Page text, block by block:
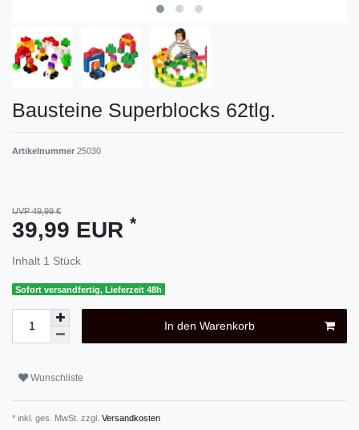
Bausteine Superblocks 62tlg.
Artikelnummer 25030
UVP 49,99 €
39,99 EUR *
Inhalt 1 Stück
Sofort versandfertig, Lieferzeit 48h
In den Warenkorb
Wunschliste
* inkl. ges. MwSt. zzgl. Versandkosten